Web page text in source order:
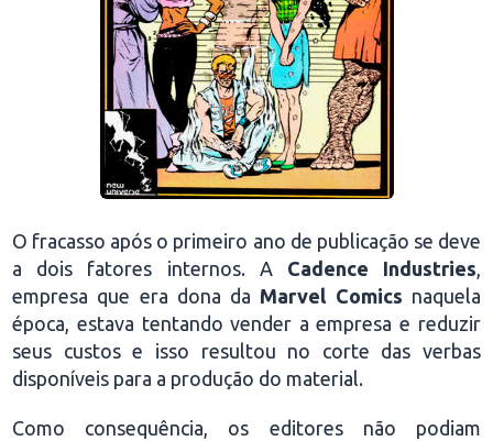
O fracasso após o primeiro ano de publicação se deve
a dois fatores internos. A Cadence Industries,
empresa que era dona da Marvel Comics naquela
época, estava tentando vender a empresa e reduzir
seus custos e isso resultou no corte das verbas
disponíveis para a produção do material.
Como consequência, os editores não podiam